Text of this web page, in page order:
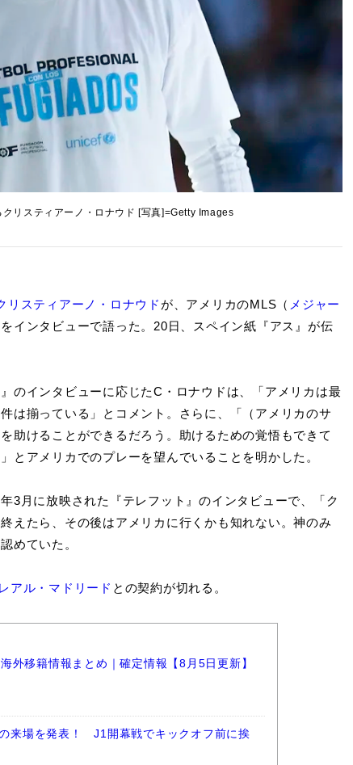
リスティアーノ・ロナウド [写真]=Getty Images
リスティアーノ・ロナウド が、アメリカのMLS（ メジャー
インタビューで語った。20日、スペイン紙『アス』が伝
のインタビューに応じたC・ロナウドは、「アメリカは最
は揃っている」とコメント。さらに、「（アメリカのサ
助けることができるだろう。助けるための覚悟もできて
とアメリカでのプレーを望んでいることを明かした。
3月に放映された『テレフット』のインタビューで、「ク
えたら、その後はアメリカに行くかも知れない。神のみ
めていた。
レアル・マドリード との契約が切れる。
外移籍情報まとめ｜確定情報【8月5日更新】
来場を発表！ J1開幕戦でキックオフ前に挨